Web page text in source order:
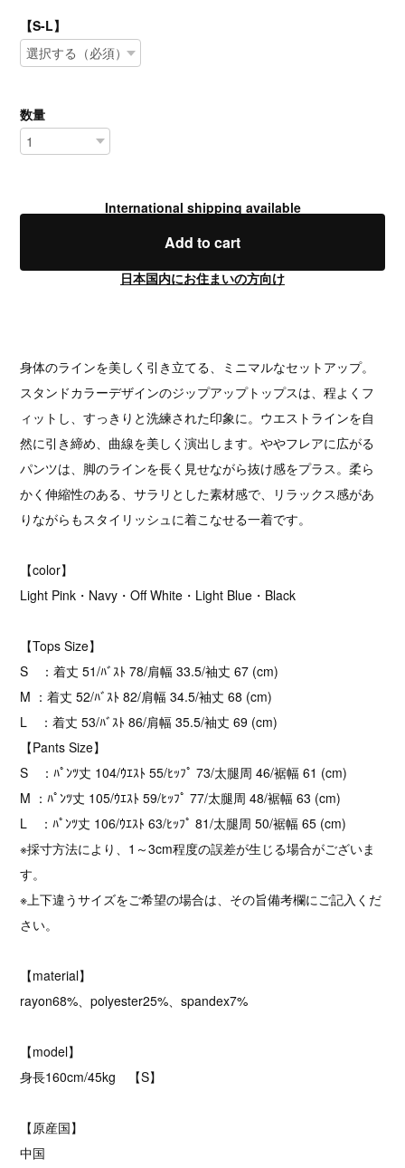
【S-L】
数量
International shipping available
Add to cart
日本国内にお住まいの方向け
身体のラインを美しく引き立てる、ミニマルなセットアップ。
スタンドカラーデザインのジップアップトップスは、程よくフ
ィットし、すっきりと洗練された印象に。ウエストラインを自
然に引き締め、曲線を美しく演出します。ややフレアに広がる
パンツは、脚のラインを長く見せながら抜け感をプラス。柔ら
かく伸縮性のある、サラリとした素材感で、リラックス感があ
りながらもスタイリッシュに着こなせる一着です。
【color】
Light Pink・Navy・Off White・Light Blue・Black
【Tops Size】
S ：着丈 51/ﾊﾞｽﾄ 78/肩幅 33.5/袖丈 67 (cm)
M ：着丈 52/ﾊﾞｽﾄ 82/肩幅 34.5/袖丈 68 (cm)
L ：着丈 53/ﾊﾞｽﾄ 86/肩幅 35.5/袖丈 69 (cm)
【Pants Size】
S ：ﾊﾟﾝﾂ丈 104/ｳｴｽﾄ 55/ﾋｯﾌﾟ 73/太腿周 46/裾幅 61 (cm)
M ：ﾊﾟﾝﾂ丈 105/ｳｴｽﾄ 59/ﾋｯﾌﾟ 77/太腿周 48/裾幅 63 (cm)
L ：ﾊﾟﾝﾂ丈 106/ｳｴｽﾄ 63/ﾋｯﾌﾟ 81/太腿周 50/裾幅 65 (cm)
※採寸方法により、1～3cm程度の誤差が生じる場合がございま
す。
※上下違うサイズをご希望の場合は、その旨備考欄にご記入くだ
さい。
【material】
rayon68%、polyester25%、spandex7%
【model】
身長160cm/45kg 【S】
【原産国】
中国